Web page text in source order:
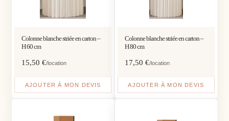
Colonne blanche striée en carton –
H 60 cm
15,50€/location
AJOUTER À MON DEVIS
Colonne blanche striée en carton –
H 80 cm
17,50 €/location
AJOUTER À MON DEVIS